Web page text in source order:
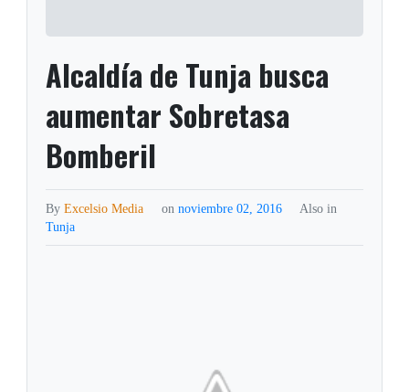
Alcaldía de Tunja busca
aumentar Sobretasa
Bomberil
ByExcelsio Media on noviembre 02, 2016
Also in
Tunja